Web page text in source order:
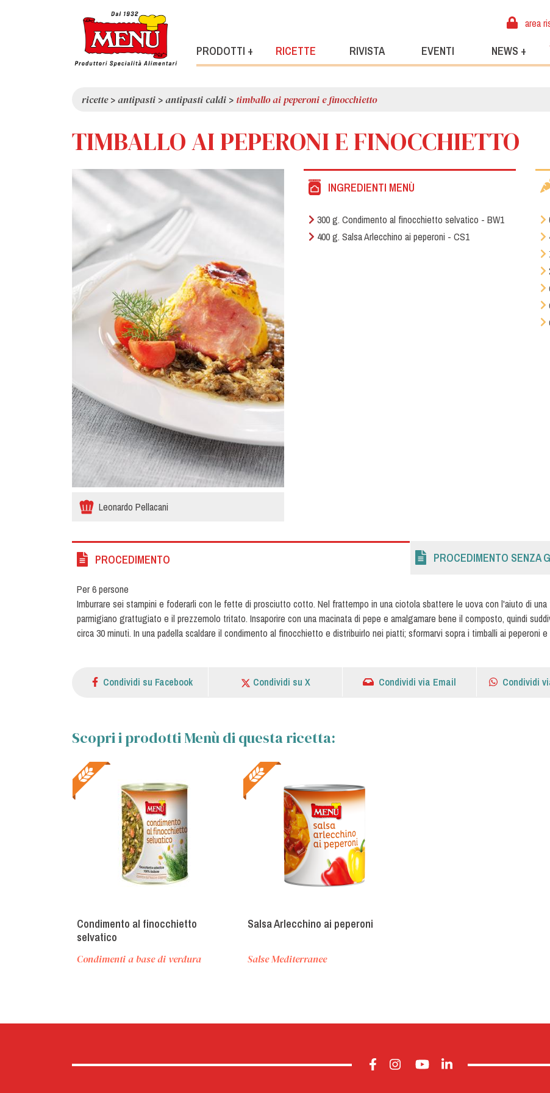
area
PRODOTTI + RICETTE RIVISTA EVENTI NEWS +
ricette>antipasti >antipasti caldi > timballo ai peperoni e finocchietto
TIMBALLO AI PEPERONI E FINOCCHIETTO
Leonardo Pellacani
INGREDIENTI MENÙ
300 g. Condimento al finocchietto selvatico - BW1
400 g. Salsa Arlecchino ai peperoni - CS1
PROCEDIMENTO
Per 6 persone
Imburrare sei stampini e foderarli con le fette di prosciutto cotto. Nel frattempo in una ciotola sbattere le uova con l'aiuto di
parmigiano grattugiato e il prezzemolo tritato. Insaporire con una macinata di pepe e amalgamare bene il composto, quindi
circa 30 minuti. In una padella scaldare il condimento al finocchietto e distribuirlo nei piatti; sformarvi sopra i timballi ai peperoni
PROCEDIMENTO SENZA
Condividi su Facebook Condividi su X Condividi via Email Condividi
Scopri i prodotti Menù di questa ricetta:
Condimento al finocchietto
selvatico
Condimenti a base di verdura
Salsa Arlecchino ai peperoni
Salse Mediterranee